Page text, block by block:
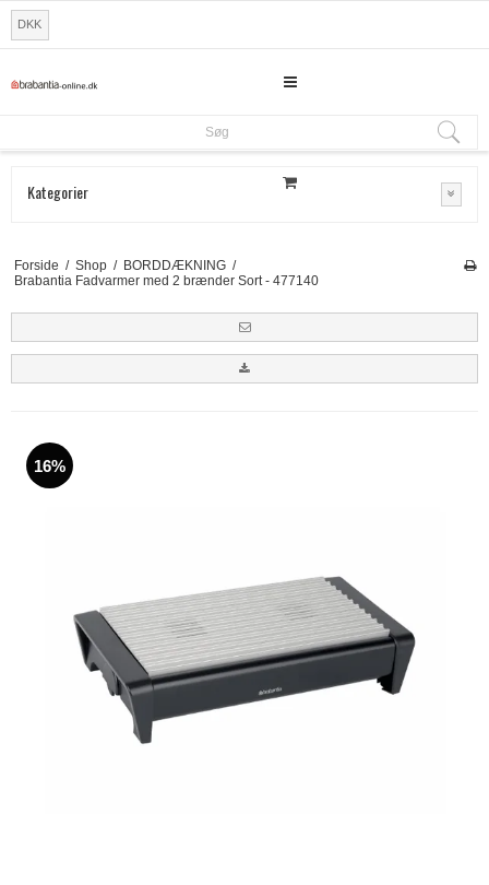
DKK
Søg
Kategorier
Forside / Shop / BORDDÆKNING /
Brabantia Fadvarmer med 2 brænder Sort - 477140
16%